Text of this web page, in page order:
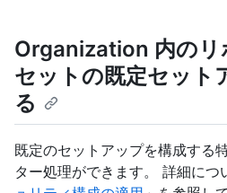
Organization 内のリ
セットの既定セット
る
既定のセットアップを構成する
ター処理ができます。 詳細につ